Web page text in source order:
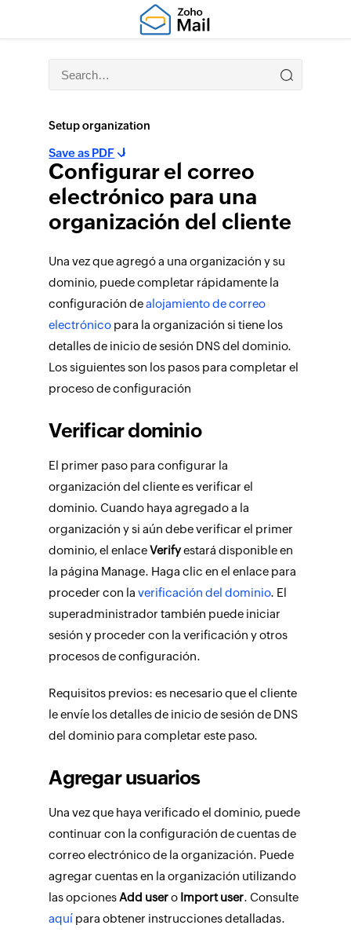
Setup organization
Configurar el correo
electrónico para una
organización del cliente
Save as PDF
Una vez que agregó a una organización y su
dominio, puede completar rápidamente la
configuración dealojamiento de correo
electrónico para la organización si tiene los
detalles de inicio de sesión DNS del dominio.
Los siguientes son los pasos para completar el
proceso de configuración
Verificar dominio
El primer paso para configurar la
organización del cliente es verificar el
dominio. Cuando haya agregado a la
organización y si aún debe verificar el primer
dominio, el enlaceVerifyestará disponible en
la página Manage. Haga clic en el enlace para
proceder con laverificación del dominio. El
superadministrador también puede iniciar
sesión y proceder con la verificación y otros
procesos de configuración.
Requisitos previos: es necesario que el cliente
le envíe los detalles de inicio de sesión de DNS
del dominio para completar este paso.
Agregar usuarios
Una vez que haya verificado el dominio, puede
continuar con la configuración de cuentas de
correo electrónico de la organización. Puede
agregar cuentas en la organización utilizando
las opcionesAdd usero Import user. Consulte
aquí para obtener instrucciones detalladas.